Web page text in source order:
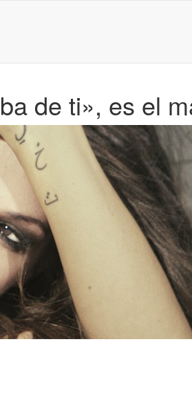
de ti», es el